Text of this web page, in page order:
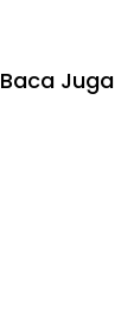
Baca Juga